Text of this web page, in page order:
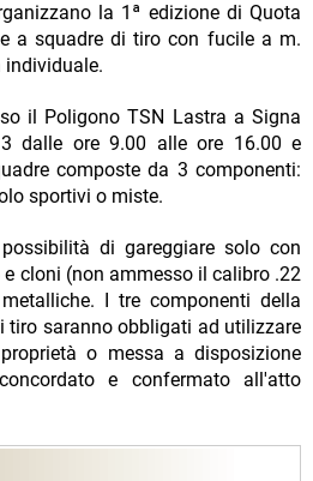
la 1ª edizione di Quota
a squadre di tiro con fucile a m.
individuale.
il Poligono TSN Lastra a Signa
dalle ore 9.00 alle ore 16.00 e
composte da 3 componenti:
sportivi o miste.
di gareggiare solo con
cloni (non ammesso il calibro .22
I tre componenti della
tiro saranno obbligati ad utilizzare
o messa a disposizione
e confermato all'atto